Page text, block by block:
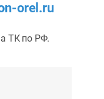
orel.ru
ТК по РФ.